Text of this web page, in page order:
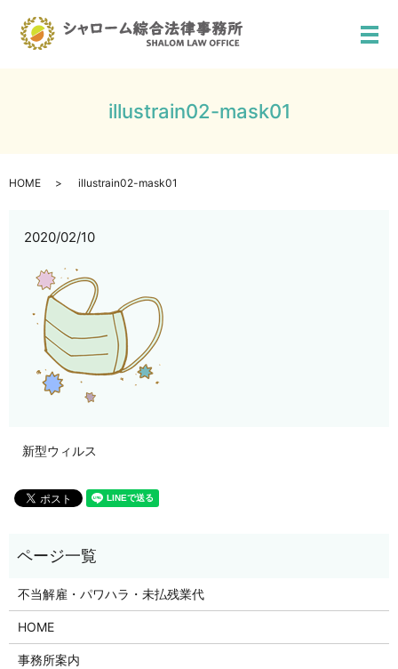
メ
illustrain02-mask01
HOME illustrain02-mask01
2020/02/10
新型ウィルス
不当解雇・パワハラ・未払残業代
HOME
事務所案内